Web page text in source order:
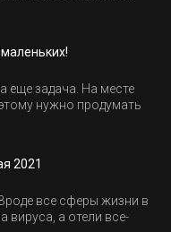
еще задача. На месте
нужно продумать
2021
все сферы жизни в
вируса, а отели все-